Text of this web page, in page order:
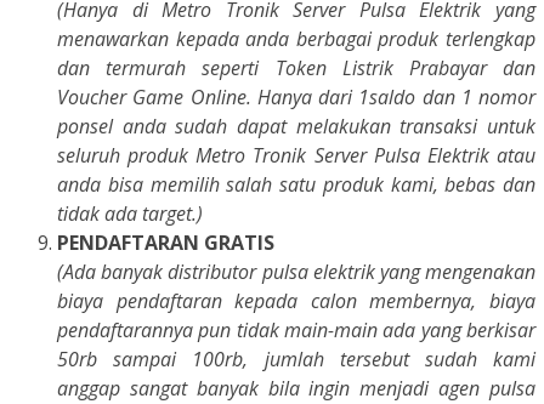
(Hanya di Metro Tronik Server Pulsa Elektrik yang
menawarkan kepada anda berbagai produk terlengkap
dan termurah seperti Token Listrik Prabayar dan
Voucher Game Online. Hanya dari 1saldo dan 1 nomor
ponsel anda sudah dapat melakukan transaksi untuk
seluruh produk Metro Tronik Server Pulsa Elektrik atau
anda bisa memilih salah satu produk kami, bebas dan
tidak ada target.)
PENDAFTARAN GRATIS
(Ada banyak distributor pulsa elektrik yang mengenakan
biaya pendaftaran kepada calon membernya, biaya
pendaftarannya pun tidak main-main ada yang berkisar
50rb sampai 100rb, jumlah tersebut sudah kami
anggap sangat banyak bila ingin menjadi agen pulsa